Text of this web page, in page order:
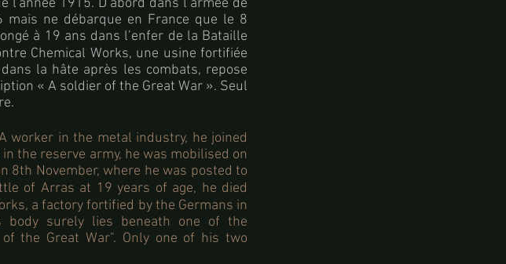
l'année 1915. D’abord dans l’armée de
ne débarque en France que le 8
à 19 ans dans l’enfer de la Bataille
Chemical Works, une usine fortifiée
la hâte après les combats, repose
« A soldier of the Great War ». Seul
worker in the metal industry, he joined
the reserve army, he was mobilised on
8th November, where he was posted to
of Arras at 19 years of age, he died
a factory fortified by the Germans in
surely lies beneath one of the
the Great War". Only one of his two